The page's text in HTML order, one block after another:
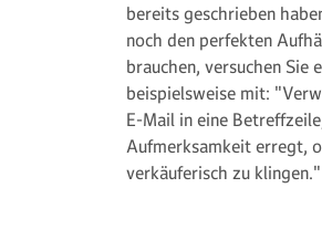
bereits geschrieben
noch den perfekten
brauchen, versuchen Sie
beispielsweise mit:
E-Mail in eine
Aufmerksamkeit erregt,
verkäuferisch zu klingen."